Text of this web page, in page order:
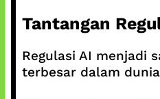
Tantangan
Regulasi AI menjadi
terbesar dalam